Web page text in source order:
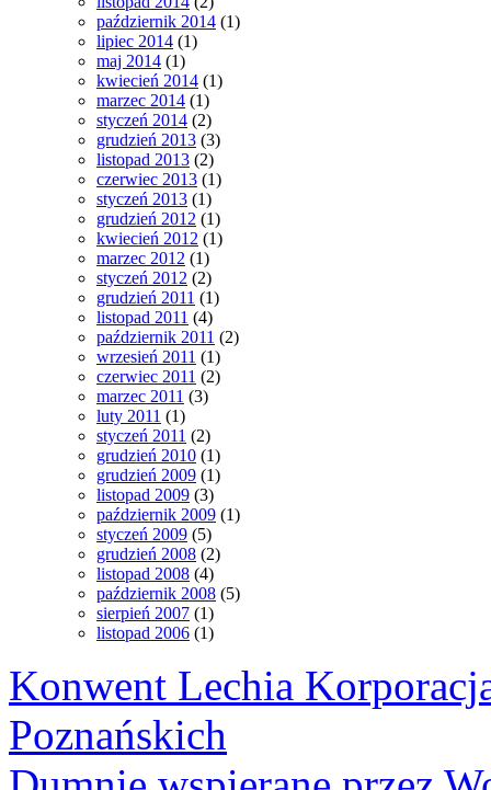
październik 2014 (1)
lipiec 2014 (1)
maj 2014 (1)
kwiecień 2014 (1)
marzec 2014 (1)
styczeń 2014 (2)
grudzień 2013 (3)
listopad 2013 (2)
czerwiec 2013 (1)
styczeń 2013 (1)
grudzień 2012 (1)
kwiecień 2012 (1)
marzec 2012 (1)
styczeń 2012 (2)
grudzień 2011 (1)
listopad 2011 (4)
październik 2011 (2)
wrzesień 2011 (1)
czerwiec 2011 (2)
marzec 2011 (3)
luty 2011 (1)
styczeń 2011 (2)
grudzień 2010 (1)
grudzień 2009 (1)
listopad 2009 (3)
październik 2009 (1)
styczeń 2009 (5)
grudzień 2008 (2)
listopad 2008 (4)
październik 2008 (5)
sierpień 2007 (1)
listopad 2006 (1)
Konwent Lechia
Poznańskich